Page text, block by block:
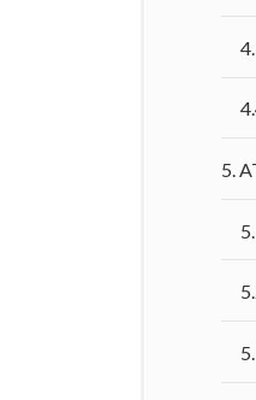
5.